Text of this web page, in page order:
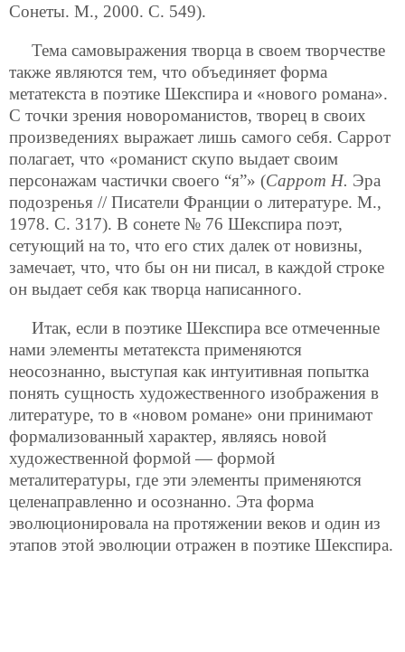
Сонеты. М., 2000. С. 549).
Тема самовыражения творца в своем творчестве
также являются тем, что объединяет форма
метатекста в поэтике Шекспира и «нового романа».
С точки зрения новороманистов, творец в своих
произведениях выражает лишь самого себя. Саррот
полагает, что «романист скупо выдает своим
персонажам частички своего “я”» (Саррот Н. Эра
подозренья // Писатели Франции о литературе. М.,
1978. С. 317). В сонете № 76 Шекспира поэт,
сетующий на то, что его стих далек от новизны,
замечает, что, что бы он ни писал, в каждой строке
он выдает себя как творца написанного.
Итак, если в поэтике Шекспира все отмеченные
нами элементы метатекста применяются
неосознанно, выступая как интуитивная попытка
понять сущность художественного изображения в
литературе, то в «новом романе» они принимают
формализованный характер, являясь новой
художественной формой — формой
металитературы, где эти элементы применяются
целенаправленно и осознанно. Эта форма
эволюционировала на протяжении веков и один из
этапов этой эволюции отражен в поэтике Шекспира.